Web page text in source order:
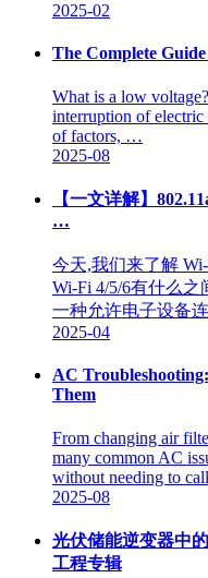
2025-02
The Complete
What is a low
interruption of electric
of factors, …
2025-08
【一文详解】
…
今天,我们来了解
Wi-Fi 4/5/6有什么之
一种允许电子设备
2025-04
AC
Them
From changing air
many common AC
without needing to
2025-08
光伏储能逆变器中
工程专辑